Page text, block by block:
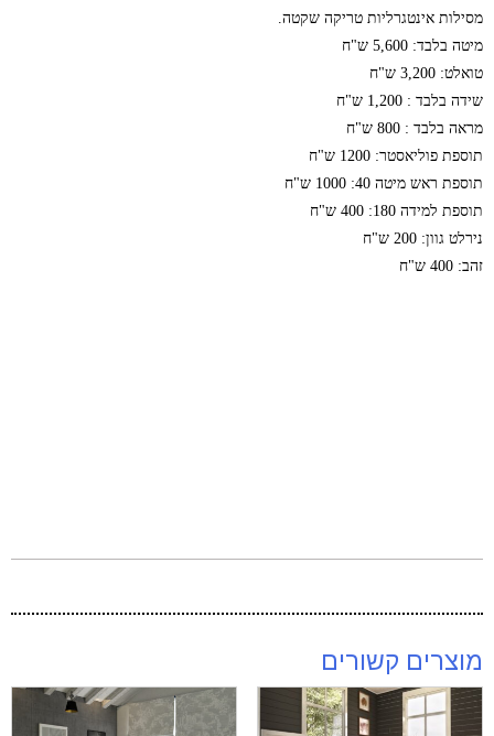
מסילות אינטגרליות טריקה שקטה.
מיטה בלבד: 5,600 ש"ח
טואלט: 3,200 ש"ח
שידה בלבד : 1,200 ש"ח
מראה בלבד : 800 ש"ח
תוספת פוליאסטר: 1200 ש"ח
תוספת ראש מיטה 40: 1000 ש"ח
תוספת למידה 180: 400 ש"ח
נירלט גוון: 200 ש"ח
זהב: 400 ש"ח
מוצרים קשורים